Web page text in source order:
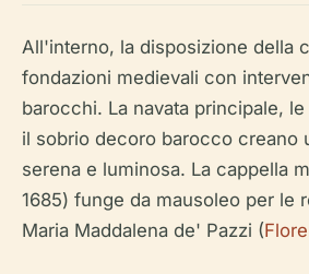
All'interno, la disposizione della
fondazioni medievali con
barocchi. La navata principale,
il sobrio decoro barocco creano
serena e luminosa. La cappella
1685) funge da mausoleo per le
Maria Maddalena de' Pazzi (